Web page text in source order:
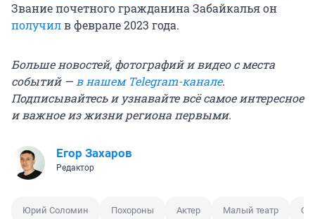
Звание почетного гражданина Забайкалья он
получилв феврале 2023 года.
Больше новостей, фотографий и видео с места
событий — в нашем Telegram-канале.
Подписывайтесь и узнавайте всё самое интересное
и важное из жизни региона первыми.
Егор Захаров
Редактор
Юрий Соломин Похороны Актер Малый театр